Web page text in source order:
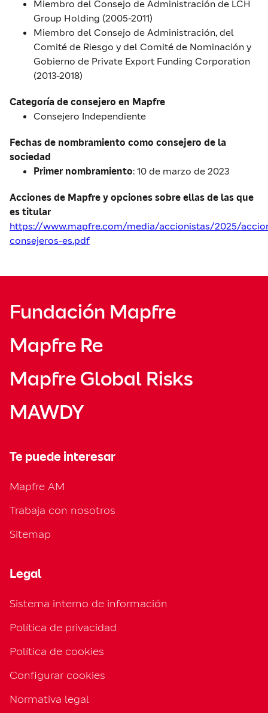
Miembro del Consejo de Administración de LCH
Group Holding (2005-2011)
Miembro del Consejo de Administración, del
Comité de Riesgo y del Comité de Nominación y
Gobierno de Private Export Funding Corporation
(2013-2018)
Categoría de consejero en Mapfre
Consejero Independiente
Fechas de nombramiento como consejero de la
sociedad
Primer nombramiento: 10 de marzo de 2023
Acciones de Mapfre y opciones sobre ellas de las que
es titular
https://www.mapfre.com/media/accionistas/2025/
consejeros-es.pdf
Fundación Mapfre
Mapfre Re
Mapfre Global Risks
MAWDY
Te puede interesar
Mapfre AM
Trabaja con nosotros
Sitemap
Legal
Sistema interno de información
Política de privacidad
Política de cookies
Configurar cookies
Normativa legal